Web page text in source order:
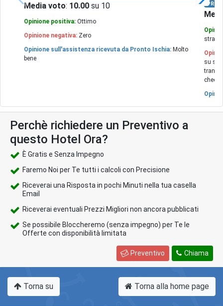
Media voto: 10.00 su 10
Opinione positiva: Ottimo
Opinione negativa: Zero
Opinione sull'assistenza ricevuta da Pronto Ischia: Molto
bene
su
check
Perchè richiedere un Preventivo a
questo Hotel Ora?
È Gratis e Senza Impegno
Faremo Noi per Te tutti i calcoli con Precisione
Riceverai una Risposta in pochi Minuti nella tua casella
Email
Riceverai eventuali Prezzi Migliori non ancora pubblicati
Se possibile Bloccheremo (senza impegno) per Te le
Offerte con disponibilità limitata
Chiama
Preventivo
Torna su Torna alla home page